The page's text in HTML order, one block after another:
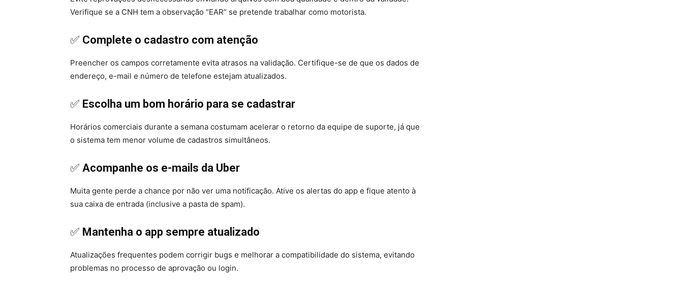
Verifique se a CNH tem a observação “EAR” se pretende trabalhar como motorista.
✅ Complete o cadastro com atenção
Preencher os campos corretamente evita atrasos na validação. Certifique-se de que os dados de
endereço, e-mail e número de telefone estejam atualizados.
✅ Escolha um bom horário para se cadastrar
Horários comerciais durante a semana costumam acelerar o retorno da equipe de suporte, já que
o sistema tem menor volume de cadastros simultâneos.
✅ Acompanhe os e-mails da Uber
Muita gente perde a chance por não ver uma notificação. Ative os alertas do app e fique atento à
sua caixa de entrada (inclusive a pasta de spam).
✅ Mantenha o app sempre atualizado
Atualizações frequentes podem corrigir bugs e melhorar a compatibilidade do sistema, evitando
problemas no processo de aprovação ou login.